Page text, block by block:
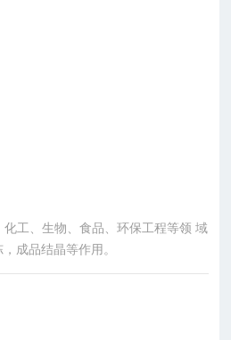
工、生物、食品、环保工程等领 域
成品结晶等作用。